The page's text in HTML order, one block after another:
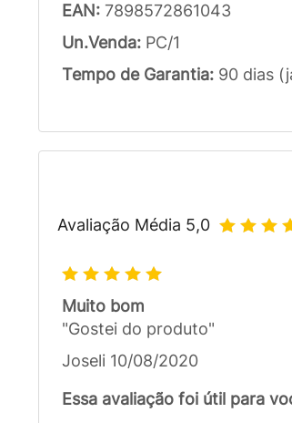
EAN: 7898572861043
Un.Venda: PC/1
Tempo de Garantia: 90 dias
Avaliação Média 5,0
Muito bom
"Gostei do produto"
Joseli 10/08/2020
Essa avaliação foi útil para